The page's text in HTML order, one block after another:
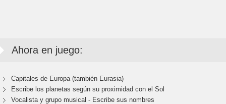
Ahora en juego:
Capitales de Europa (también Eurasia)
Escribe los planetas según su proximidad con el Sol
Vocalista y grupo musical - Escribe sus nombres